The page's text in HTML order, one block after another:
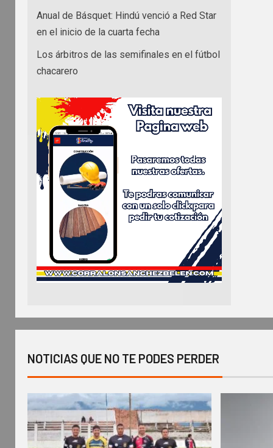
Anual de Básquet: Hindú venció a Red Star
en el inicio de la cuarta fecha
Los árbitros de las semifinales en el fútbol
chacarero
NOTICIAS QUE NO TE PODES PERDER